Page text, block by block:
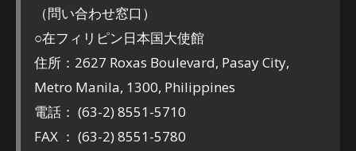
（問い合わせ窓口）
○在フィリピン日本国大使館
住所：2627 Roxas Boulevard, Pasay City,
Metro Manila, 1300, Philippines
電話： (63-2) 8551-5710
FAX ： (63-2) 8551-5780